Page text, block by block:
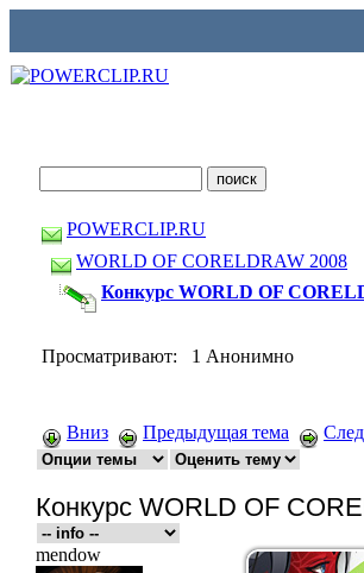
POWERCLIP.RU
WORLD OF CORELDRAW 2008
Конкурс WORLD OF
Просматривают: 1 Анонимно
Вниз Предыдущая тема
Конкурс WORLD OF
mendow